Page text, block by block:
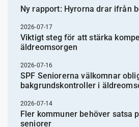
Ny rapport: Hyrorna drar ifrån
2026-07-17
Viktigt steg för att stärka
äldreomsorgen
2026-07-16
SPF Seniorerna välkomnar
bakgrundskontroller i
2026-07-14
Fler kommuner behöver satsa
seniorer